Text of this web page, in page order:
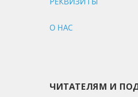
О НАС
ЧИТАТЕЛЯМ И